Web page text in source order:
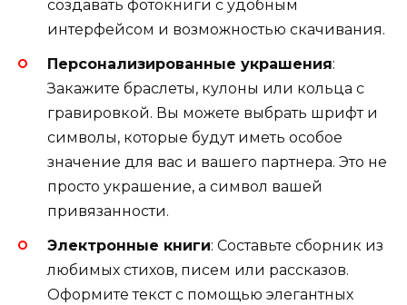
создавать фотокниги с удобным
интерфейсом и возможностью скачивания.
Персонализированные украшения:
Закажите браслеты, кулоны или кольца с
гравировкой. Вы можете выбрать шрифт и
символы, которые будут иметь особое
значение для вас и вашего партнера. Это не
просто украшение, а символ вашей
привязанности.
Электронные книги: Составьте сборник из
любимых стихов, писем или рассказов.
Оформите текст с помощью элегантных